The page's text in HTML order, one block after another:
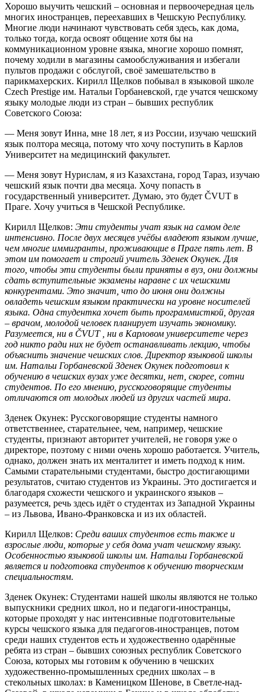
Хорошо выучить чешский – основная и первоочередная цель
многих иностранцев, переехавших в Чешскую Республику.
Многие люди начинают чувствовать себя здесь, как дома,
только тогда, когда освоят общение хотя бы на
коммуникационном уровне языка, многие хорошо помнят,
почему ходили в магазины самообслуживания и избегали
пультов продажи с обслугой, своё замешательство в
парикмахерских. Кирилл Щелков побывал в языковой школе
Czech Prestige им. Натальи Горбаневской, где учатся чешскому
языку молодые люди из стран – бывших республик
Советского Союза:
— Меня зовут Инна, мне 18 лет, я из России, изучаю чешский
язык полтора месяца, потому что хочу поступить в Карлов
Университет на медицинский факультет.
— Меня зовут Нурислам, я из Казахстана, город Тараз, изучаю
чешский язык почти два месяца. Хочу попасть в
государственный университет. Думаю, это будет ČVUT в
Праге. Хочу учиться в Чешской Республике.
Кирилл Щелков: Эти студенты учат язык на самом деле
интенсивно. После двух месяцев учёбы владеют языком лучше,
чем многие иммигранты, проживающие в Праге пять лет. В
этом им помогает и строгий учитель Зденек Окунек. Для
того, чтобы эти студенты были приняты в вуз, они должны
сдать вступительные экзамены наравне с их чешскими
конкурентами. Это значит, что до июня они должны
овладеть чешским языком практически на уровне носителей
языка. Одна студентка хочет быть программисткой, другая
– врачом, молодой человек планирует изучать экономику.
Разумеется, ни в ČVUT , ни в Карловом университете через
год никто ради них не будет останавливать лекцию, чтобы
объяснить значение чешских слов. Директор языковой школы
им. Натальи Горбаневской Зденек Окунек подготовил к
обучению в чешских вузах уже десятки, нет, скорее, сотни
студентов. По его мнению, русскоговорящие студенты
отличаются от молодых людей из других частей мира.
Зденек Окунек: Русскоговорящие студенты намного
ответственнее, старательнее, чем, например, чешские
студенты, признают авторитет учителей, не говоря уже о
директоре, поэтому с ними очень хорошо работается. Учитель,
однако, должен знать их менталитет и иметь подход к ним.
Самыми старательными студентами, быстро достигающими
результатов, считаю студентов из Украины. Это достигается и
благодаря схожести чешского и украинского языков –
разумеется, речь здесь идёт о студентах из Западной Украины
– из Львова, Ивано-Франковска и из их областей.
Кирилл Щелков: Среди ваших студентов есть также и
взрослые люди, которые у себя дома учат чешскому языку.
Особенностью языковой школы им. Натальи Горбаневской
является и подготовка студентов к обучению творческим
специальностям.
Зденек Окунек: Студентами нашей школы являются не только
выпускники средних школ, но и педагоги-иностранцы,
которые проходят у нас интенсивные подготовительные
курсы чешского языка для педагогов-иностранцев, потом
среди наших студентов есть и художественно одарённые
ребята из стран – бывших союзных республик Советского
Союза, которых мы готовим к обучению в чешских
художественно-промышленных средних школах – в
стекольных школах: в Каменицком Шенове, в Светле-над-